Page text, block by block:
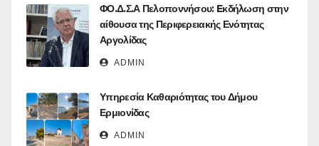
ΦΟ.Δ.Σ.Α Πελοποννήσου: Eκδήλωση στην
αίθουσα της Περιφερειακής Ενότητας
Αργολίδας
ADMIN
Υπηρεσία Καθαριότητας του Δήμου
Ερμιονίδας
ADMIN